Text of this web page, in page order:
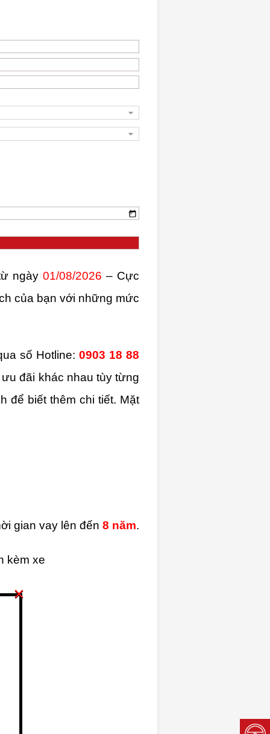
ngày 01/08/2026 – Cực
của bạn với những mức
số Hotline: 0903 18 88
đãi khác nhau tùy từng
để biết thêm chi tiết. Mặt
gian vay lên đến 8 năm.
kèm xe
×